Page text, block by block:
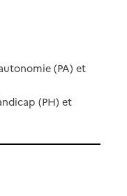
(PA) et
(PH) et